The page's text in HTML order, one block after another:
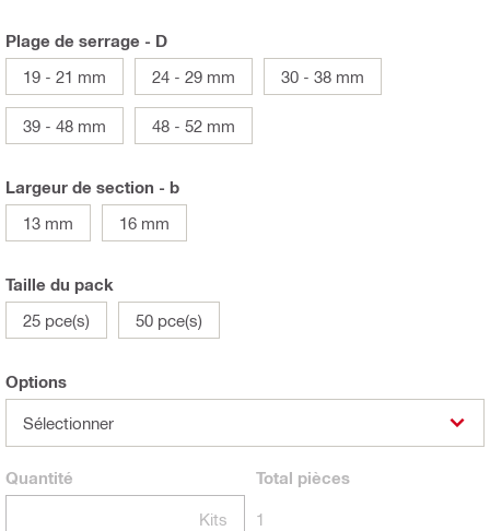
Plage de serrage - D
19 - 21 mm
24 - 29 mm 30 - 38 mm
39 - 48 mm 48 - 52 mm
Largeur de section - b
13 mm
16 mm
Taille du pack
25 pce(s)
50 pce(s)
Options
Sélectionner
Quantité
Kits
Total pièces
1